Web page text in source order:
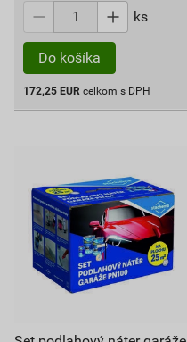
ks
Do košíka
172,25 EUR celkom s DPH